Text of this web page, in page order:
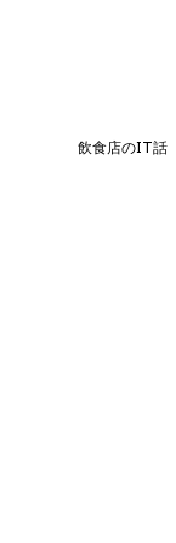
飲食店のIT話